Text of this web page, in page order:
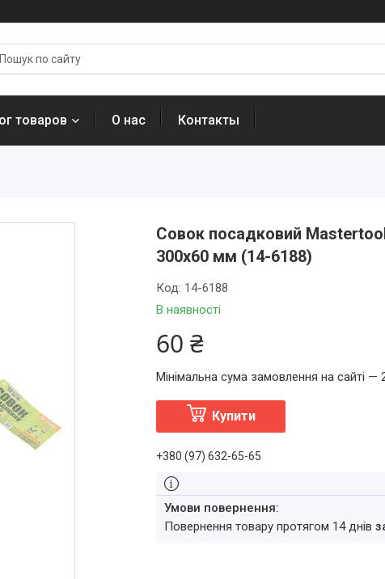
товаров О нас Контакты
Совок посадковий
300x60 мм (14-6188)
В наявності
Код: 14-6188
60 ₴
Мінімальна сума замовлення на сайті —
Купити
+380 (97) 632-65-65
повернення товару протягом 14 днів